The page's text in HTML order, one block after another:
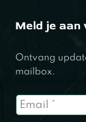
Meld je aan
Ontvang
mailbox.